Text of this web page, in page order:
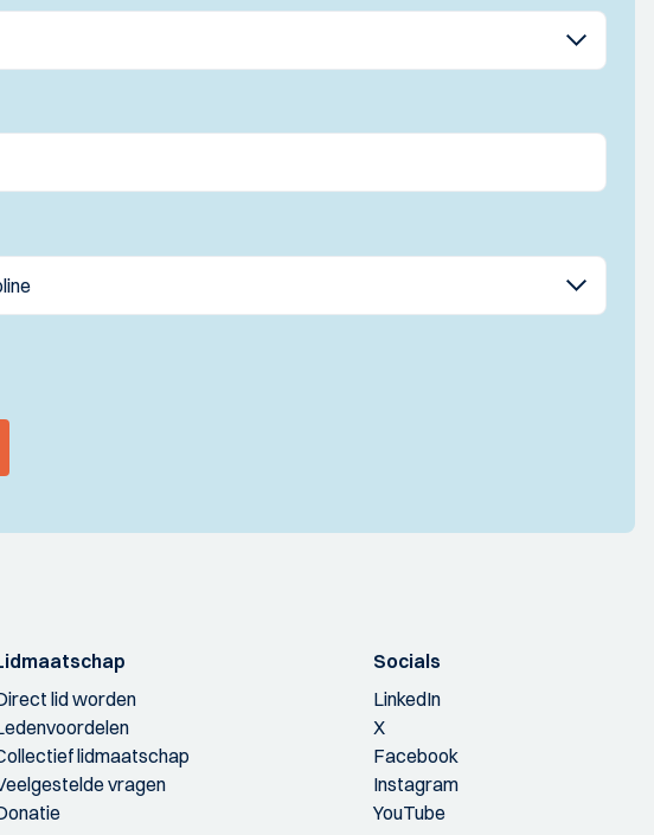
lid worden
lidmaatschap
vragen
Socials
LinkedIn
X
Facebook
Instagram
YouTube